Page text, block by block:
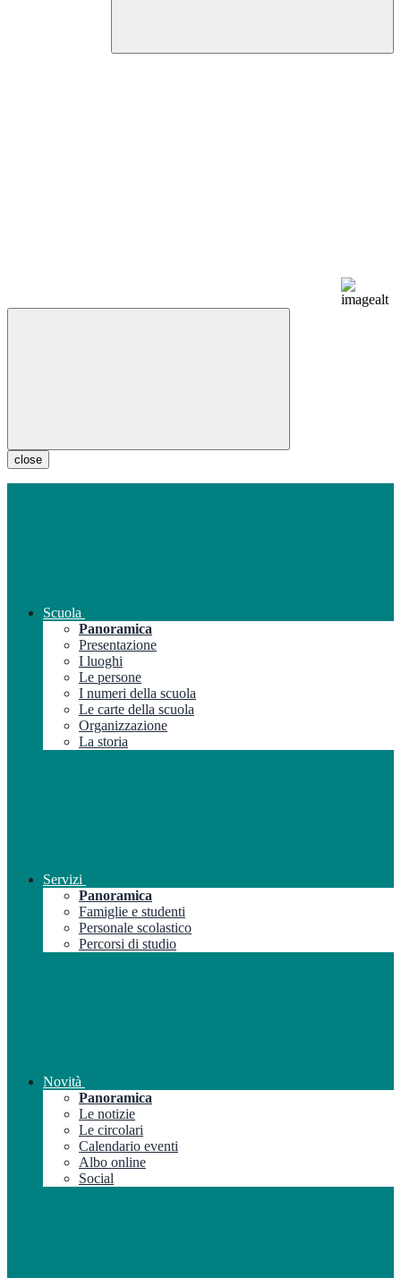
close
Scuola
Panoramica
Presentazione
I luoghi
Le persone
I numeri della scuola
Le carte della scuola
Organizzazione
La storia
Servizi
Panoramica
Famiglie e studenti
Personale scolastico
Percorsi di studio
Novità
Panoramica
Le notizie
Le circolari
Calendario eventi
Albo online
Social